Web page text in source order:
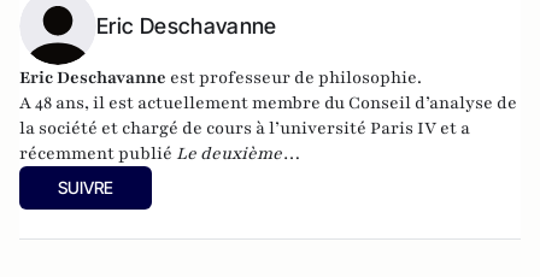
Eric Deschavanne
Eric Deschavanne est professeur de philosophie.
A 48 ans, il est actuellement membre du Conseil d’analyse de
la société et chargé de cours à l’université Paris IV et a
récemment publié Le deuxième
humanisme – Introduction à la pensée de Luc Ferry
(Germina, 2010). Il est également l’auteur, avec Pierre-Henri
SUIVRE